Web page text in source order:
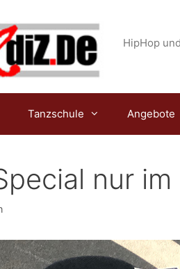
HipHop
Tanzschule Angebote
nur